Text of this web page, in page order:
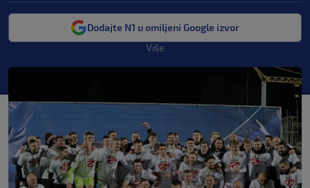
Dodajte N1 u omiljeni Google izvor
Više